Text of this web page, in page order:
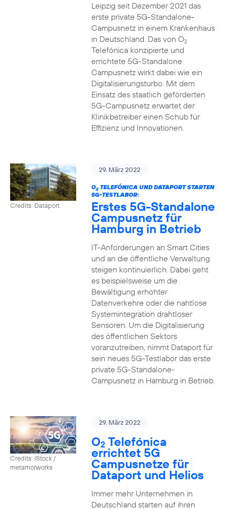
Leipzig seit Dezember 2021 das
erste private 5G-Standalone-
Campusnetz in einem Krankenhaus
in Deutschland. Das von O2
Telefónica konzipierte und
errichtete 5G-Standalone
Campusnetz wirkt dabei wie ein
Digitalisierungsturbo. Mit dem
Einsatz des staatlich geförderten
5G-Campusnetz erwartet der
Klinikbetreiber einen Schub für
Effizienz und Innovationen.
Credits: Dataport
29. März 2022
O2TELEFÓNICA UND DATAPORT STARTEN
5G-TESTLABOR:
Erstes 5G-Standalone
Campusnetz für
Hamburg in Betrieb
IT-Anforderungen an Smart Cities
und an die öffentliche Verwaltung
steigen kontinuierlich. Dabei geht
es beispielsweise um die
Bewältigung erhöhter
Datenverkehre oder die nahtlose
Systemintegration drahtloser
Sensoren. Um die Digitalisierung
des öffentlichen Sektors
voranzutreiben, nimmt Dataport für
sein neues 5G-Testlabor das erste
private 5G-Standalone-
Campusnetz in Hamburg in Betrieb.
Credits: iStock /
metamorworks
29. März 2022
O2 Telefónica
errichtet 5G
Campusnetze für
Dataport und Helios
Immer mehr Unternehmen in
Deutschland starten auf ihren